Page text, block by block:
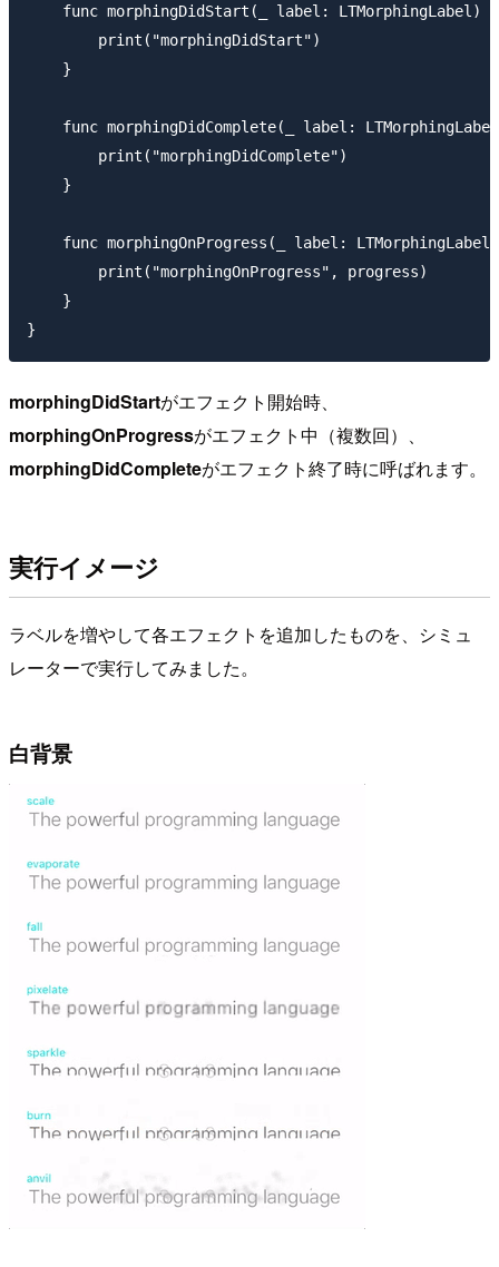
    func morphingDidStart(_ label: LTMorphingLabel) {
        print("morphingDidStart")
    }
func morphingDidComplete(_ label:
        print("morphingDidComplete")
    }
func morphingOnProgress(_ label:
        print("morphingOnProgress", progress)
    }
morphingDidStartがエフェクト開始時、
morphingOnProgressがエフェクト中（複数回）、
morphingDidCompleteがエフェクト終了時に呼ばれます。
実行イメージ
ラベルを増やして各エフェクトを追加したものを、シミュ
レーターで実行してみました。
白背景